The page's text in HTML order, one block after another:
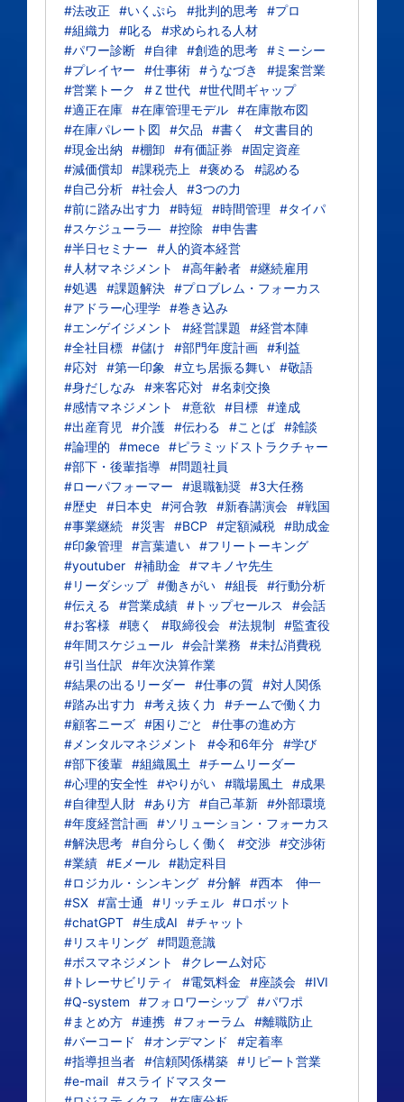
#法改正
#いくぷら #批判的思考 #プロ
#組織力
#叱る
#求められる人材
#パワー診断 #自律 #創造的思考 #ミーシー
#プレイヤー
#仕事術 #うなづき
#提案営業
#営業トーク
#Ｚ世代 #世代間ギャップ
#適正在庫 #在庫管理モデル #在庫散布図
#在庫パレート図
#欠品 #書く
#文書目的
#現金出納
#棚卸 #有価証券
#固定資産
#減価償却
#課税売上 #褒める
#認める
#自己分析 #社会人
#3つの力
#前に踏み出す力
#時短 #時間管理
#タイパ
#スケジューラ― #控除
#申告書
#半日セミナー
#人的資本経営
#人材マネジメント
#高年齢者 #継続雇用
#処遇
#課題解決 #プロブレム・フォーカス
#アドラー心理学 #巻き込み
#エンゲイジメント
#経営課題
#経営本陣
#全社目標 #儲け #部門年度計画 #利益
#応対 #第一印象 #立ち居振る舞い #敬語
#身だしなみ #来客応対 #名刺交換
#感情マネジメント
#意欲 #目標 #達成
#出産育児
#介護 #伝わる #ことば #雑談
#論理的
#mece #ピラミッドストラクチャー
#部下・後輩指導 #問題社員
#ローパフォーマー
#退職勧奨 #3大任務
#歴史
#日本史 #河合敦 #新春講演会 #戦国
#事業継続 #災害 #BCP #定額減税 #助成金
#印象管理
#言葉遣い #フリートーキング
#youtuber #補助金
#マキノヤ先生
#リーダシップ #働きがい #組長 #行動分析
#伝える
#営業成績 #トップセールス
#会話
#お客様
#聴く #取締役会 #法規制
#監査役
#年間スケジュール #会計業務
#未払消費税
#引当仕訳
#年次決算作業
#結果の出るリーダー
#仕事の質 #対人関係
#踏み出す力
#考え抜く力
#チームで働く力
#顧客ニーズ #困りごと
#仕事の進め方
#メンタルマネジメント
#令和6年分 #学び
#部下後輩 #組織風土
#チームリーダー
#心理的安全性
#やりがい #職場風土
#成果
#自律型人財 #あり方 #自己革新 #外部環境
#年度経営計画 #ソリューション・フォーカス
#解決思考 #自分らしく働く #交渉 #交渉術
#業績 #Eメール #勘定科目
#ロジカル・シンキング #分解 #西本 伸一
#SX #富士通 #リッチェル #ロボット
#chatGPT #生成AI
#チャット
#リスキリング #問題意識
#ボスマネジメント
#クレーム対応
#トレーサビリティ
#電気料金 #座談会 #IVI
#Q-system
#フォロワーシップ #パワポ
#まとめ方 #連携 #フォーラム
#離職防止
#バーコード
#オンデマンド
#定着率
#指導担当者 #信頼関係構築 #リピート営業
#e-mail #スライドマスター